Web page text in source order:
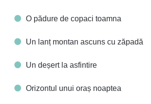
O pădure de copaci toamna
Un lanț montan ascuns cu zăpadă
Un deșert la asfintire
Orizontul unui oraș noaptea